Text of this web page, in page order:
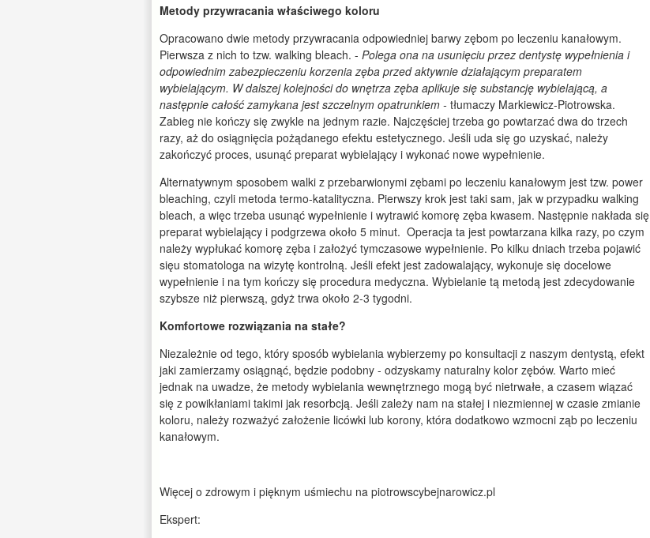
Metody przywracania właściwego koloru
Opracowano dwie metody przywracania odpowiedniej barwy zębom po leczeniu kanałowym.
Pierwsza z nich to tzw. walking bleach. - Polega ona na usunięciu przez dentystę wypełnienia i
odpowiednim zabezpieczeniu korzenia zęba przed aktywnie działającym preparatem
wybielającym. W dalszej kolejności do wnętrza zęba aplikuje się substancję wybielającą, a
następnie całość zamykana jest szczelnym opatrunkiem - tłumaczy Markiewicz-Piotrowska.
Zabieg nie kończy się zwykle na jednym razie. Najczęściej trzeba go powtarzać dwa do trzech
razy, aż do osiągnięcia pożądanego efektu estetycznego. Jeśli uda się go uzyskać, należy
zakończyć proces, usunąć preparat wybielający i wykonać nowe wypełnienie.
Alternatywnym sposobem walki z przebarwionymi zębami po leczeniu kanałowym jest tzw. power
bleaching, czyli metoda termo-katalityczna. Pierwszy krok jest taki sam, jak w przypadku walking
bleach, a więc trzeba usunąć wypełnienie i wytrawić komorę zęba kwasem. Następnie nakłada się
preparat wybielający i podgrzewa około 5 minut. Operacja ta jest powtarzana kilka razy, po czym
należy wypłukać komorę zęba i założyć tymczasowe wypełnienie. Po kilku dniach trzeba pojawić
sięu stomatologa na wizytę kontrolną. Jeśli efekt jest zadowalający, wykonuje się docelowe
wypełnienie i na tym kończy się procedura medyczna. Wybielanie tą metodą jest zdecydowanie
szybsze niż pierwszą, gdyż trwa około 2-3 tygodni.
Komfortowe rozwiązania na stałe?
Niezależnie od tego, który sposób wybielania wybierzemy po konsultacji z naszym dentystą, efekt
jaki zamierzamy osiągnąć, będzie podobny - odzyskamy naturalny kolor zębów. Warto mieć
jednak na uwadze, że metody wybielania wewnętrznego mogą być nietrwałe, a czasem wiązać
się z powikłaniami takimi jak resorbcją. Jeśli zależy nam na stałej i niezmiennej w czasie zmianie
koloru, należy rozważyć założenie licówki lub korony, która dodatkowo wzmocni ząb po leczeniu
kanałowym.
Więcej o zdrowym i pięknym uśmiechu na piotrowscybejnarowicz.pl
Ekspert: